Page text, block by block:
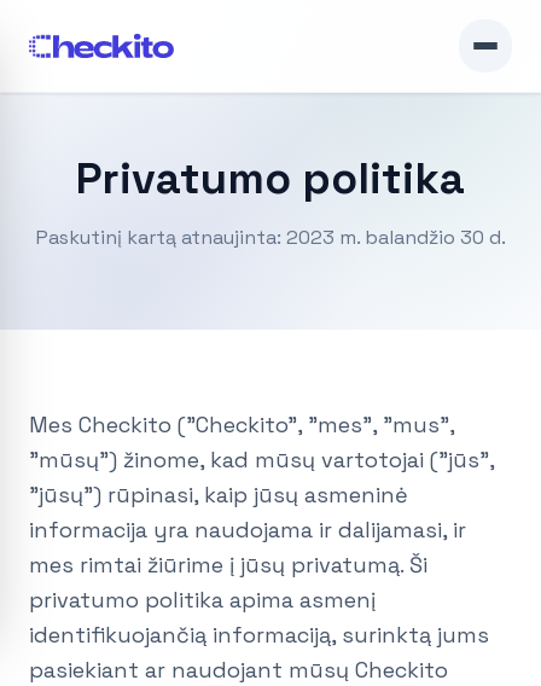
Privatumo politika
Paskutinį kartą atnaujinta: 2023 m. balandžio 30 d.
Mes Checkito ("Checkito", "mes", "mus",
"mūsų") žinome, kad mūsų vartotojai ("jūs",
"jūsų") rūpinasi, kaip jūsų asmeninė
informacija yra naudojama ir dalijamasi, ir
mes rimtai žiūrime į jūsų privatumą. Ši
privatumo politika apima asmenį
identifikuojančią informaciją, surinktą jums
pasiekiant ar naudojant mūsų Checkito